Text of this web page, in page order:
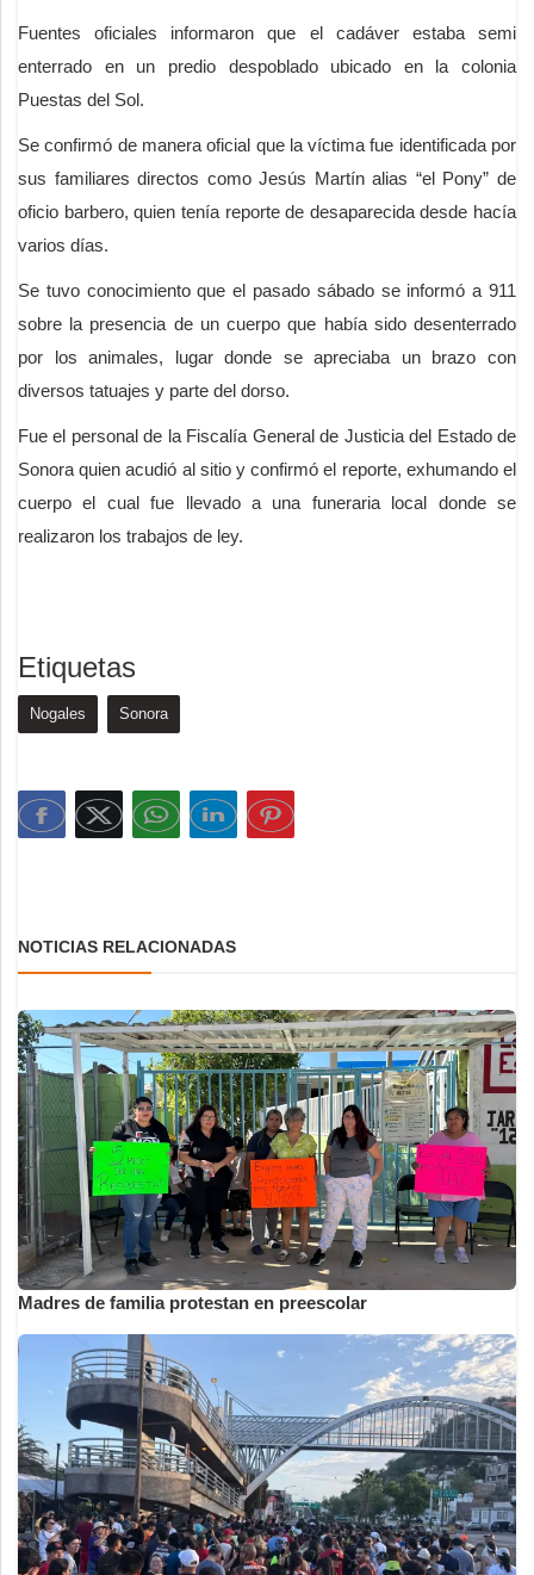
Fuentes oficiales informaron que el cadáver estaba semi
enterrado en un predio despoblado ubicado en la colonia
Puestas del Sol.
Se confirmó de manera oficial que la víctima fue identificada por
sus familiares directos como Jesús Martín alias “el Pony” de
oficio barbero, quien tenía reporte de desaparecida desde hacía
varios días.
Se tuvo conocimiento que el pasado sábado se informó a 911
sobre la presencia de un cuerpo que había sido desenterrado
por los animales, lugar donde se apreciaba un brazo con
diversos tatuajes y parte del dorso.
Fue el personal de la Fiscalía General de Justicia del Estado de
Sonora quien acudió al sitio y confirmó el reporte, exhumando el
cuerpo el cual fue llevado a una funeraria local donde se
realizaron los trabajos de ley.
Etiquetas
Nogales Sonora
NOTICIAS RELACIONADAS
Madres de familia protestan en preescolar